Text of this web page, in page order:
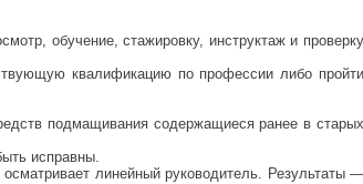
обучение, стажировку, инструктаж и проверку
квалификацию по профессии либо пройти
подмащивания содержащиеся ранее в старых
исправны.
линейный руководитель. Результаты —